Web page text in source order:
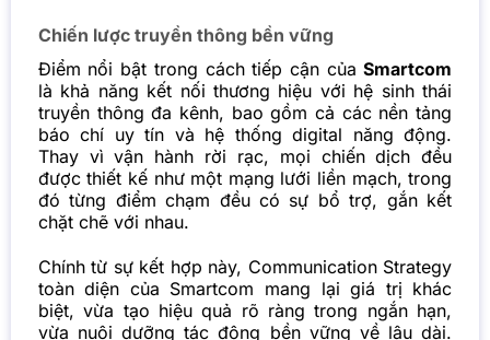
Chiến lược truyền thông bền vững
Điểm nổi bật trong cách tiếp cận củaSmartcom
là khả năng kết nối thương hiệu với hệ sinh thái
truyền thông đa kênh, bao gồm cả các nền tảng
báo chí uy tín và hệ thống digital năng động.
Thay vì vận hành rời rạc, mọi chiến dịch đều
được thiết kế như một mạng lưới liền mạch, trong
đó từng điểm chạm đều có sự bổ trợ, gắn kết
chặt chẽ với nhau.
Chính từ sự kết hợp này, Communication Strategy
toàn diện của Smartcom mang lại giá trị khác
biệt, vừa tạo hiệu quả rõ ràng trong ngắn hạn,
vừa nuôi dưỡng tác động bền vững về lâu dài.